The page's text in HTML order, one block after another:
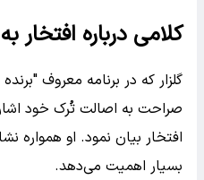
کلامی درباره افتخار
گلزار که در برنامه معروف
صراحت به اصالت تُرک خود
افتخار بیان نمود. او همواره
بسیار اهمیت می‌دهد.